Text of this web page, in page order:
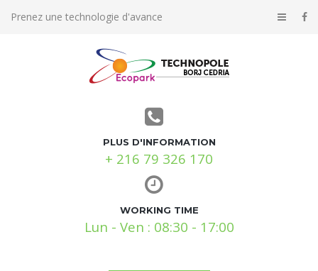
Prenez une technologie d'avance
PLUS D'INFORMATION
+ 216 79 326 170
WORKING TIME
Lun - Ven : 08:30 - 17:00